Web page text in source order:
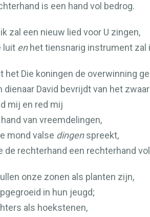
is een hand vol bedrog.
ik zal een nieuw lied voor U zingen,
luit enhet tiensnarig instrument zal
het Die koningen de overwinning
dienaar David bevrijdt van het
mij en red mij
van vreemdelingen,
mond valse dingenspreekt,
de rechterhand een rechterhand
onze zonen als planten zijn,
in hun jeugd;
als hoekstenen,